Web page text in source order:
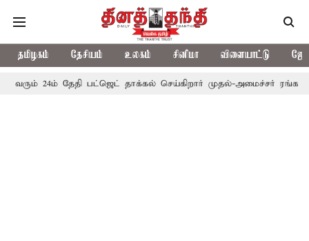
தமிழகம் தேசியம் உலகம் சினிமா விளையாட்டு
தேதி பட்ஜெட் தாக்கல் செய்கிறார் முதல்-அமைச்சர் ரங்கசாமி